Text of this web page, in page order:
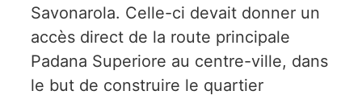
Savonarola. Celle-ci devait donner un
accès direct de la route principale
Padana Superiore au centre-ville, dans
le but de construire le quartier